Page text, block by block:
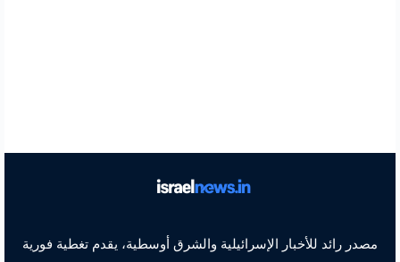
مصدر رائد للأخبار الإسرائيلية والشرق أوسطية، يقدم تغطية فورية